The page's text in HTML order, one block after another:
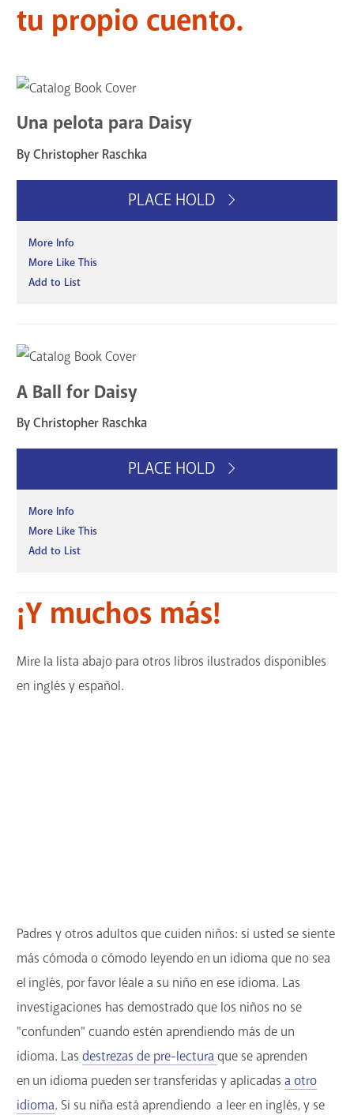
tu propio cuento.
Una pelota para Daisy
By Christopher Raschka
PLACE HOLD
More Info
More Like This
Add to List
A Ball for Daisy
By Christopher Raschka
PLACE HOLD
More Info
More Like This
Add to List
¡Y muchos más!
Mire la lista abajo para otros libros ilustrados disponibles
en inglés y español.
Padres y otros adultos que cuiden niños: si usted se siente
más cómoda o cómodo leyendo en un idioma que no sea
el inglés, por favor léale a su niño en ese idioma. Las
investigaciones has demostrado que los niños no se
"confunden" cuando estén aprendiendo más de un
idioma. Las destrezas de pre-lectura que se aprenden
en un idioma pueden ser transferidas y aplicadas a otro
idioma. Si su niña está aprendiendo a leer en inglés, y se